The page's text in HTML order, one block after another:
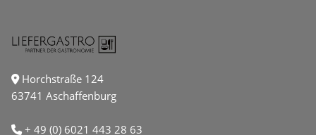
Horchstraße 124
63741 Aschaffenburg
+ 49 (0) 6021 443 28 63